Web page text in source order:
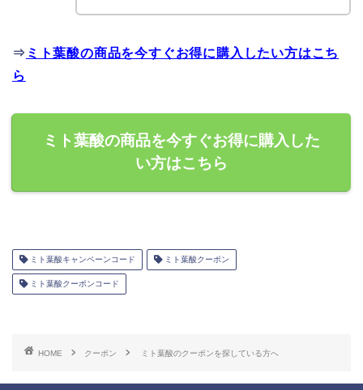
⇒ ミト葉酸の商品を今すぐお得に購入したい方はこち
ら
ミト葉酸の商品を今すぐお得に購入した
い方はこちら
ミト葉酸キャンペーンコード ミト葉酸クーポン
ミト葉酸クーポンコード
HOME クーポン ミト葉酸のクーポンを探している方へ